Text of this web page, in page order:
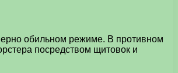
обильном режиме. В противном
посредством щитовок и